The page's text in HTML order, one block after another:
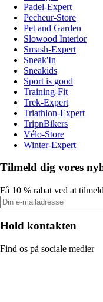
Padel-Expert
Pecheur-Store
Pet and Garden
Slowood Interior
Smash-Expert
Sneak'In
Sneakids
Sport is good
Training-Fit
Trek-Expert
Triathlon-Expert
TripnBikers
Vélo-Store
Winter-Expert
Tilmeld dig vores
Få 10 % rabat ved at
Hold kontakten
Find os på sociale medier